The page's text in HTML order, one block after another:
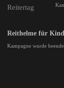
Reithelme für
Kampagne wurde